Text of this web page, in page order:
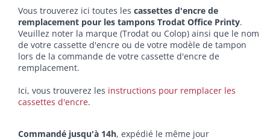
Vous trouverez ici toutes les cassettes d'encre de
remplacement pour les tampons Trodat Office Printy.
Veuillez noter la marque (Trodat ou Colop) ainsi que le nom
de votre cassette d'encre ou de votre modèle de tampon
lors de la commande de votre cassette d'encre de
remplacement.
Ici, vous trouverez les instructions pour remplacer les
cassettes d'encre.
Commandé jusqu'à 14h, expédié le même jour